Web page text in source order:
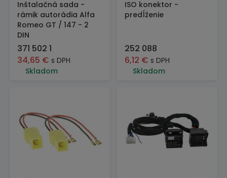
Inštalačná sada -
rámik autorádia Alfa
Romeo GT / 147 - 2
DIN
371 502 1
34,65 € s DPH
Skladom
ISO konektor -
predĺženie
252 088
6,12 € s DPH
Skladom